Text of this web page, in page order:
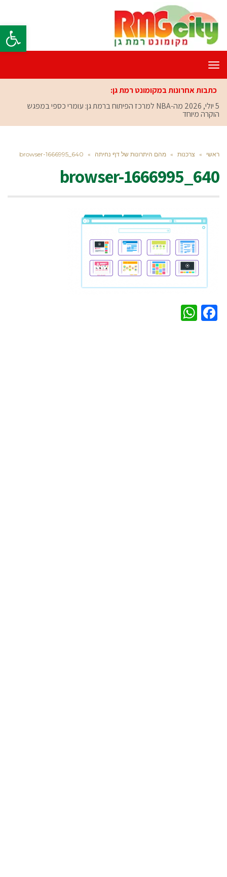
פתח
תפריט
כתבות אחרונות במקומונט רמת גן:
5 יולי, 2026
מה-NBA למרכז הפיתוח ברמת גן: עומרי כספי במפגש
הוקרה מיוחד
ראשי » צרכנות » מהם היתרונות של דף נחיתה »
browser-1666995_640
browser-1666995_640
Facebook